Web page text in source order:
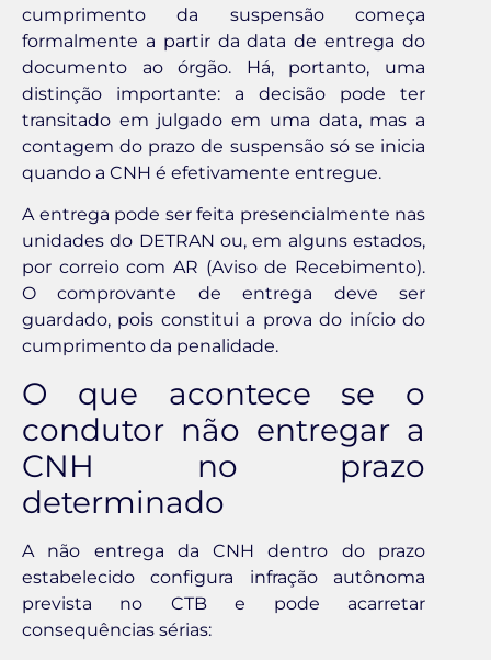
cumprimento da suspensão começa
formalmente a partir da data de entrega do
documento ao órgão. Há, portanto, uma
distinção importante: a decisão pode ter
transitado em julgado em uma data, mas a
contagem do prazo de suspensão só se inicia
quando a CNH é efetivamente entregue.
A entrega pode ser feita presencialmente nas
unidades do DETRAN ou, em alguns estados,
por correio com AR (Aviso de Recebimento).
O comprovante de entrega deve ser
guardado, pois constitui a prova do início do
cumprimento da penalidade.
O que acontece se o
condutor não entregar a
CNH no prazo
determinado
A não entrega da CNH dentro do prazo
estabelecido configura infração autônoma
prevista no CTB e pode acarretar
consequências sérias: